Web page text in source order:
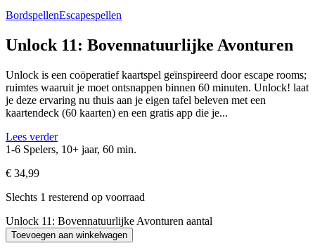
BordspellenEscapespellen
Unlock 11: Bovennatuurlijke Avonturen
Unlock is een coöperatief kaartspel geïnspireerd door escape rooms;
ruimtes waaruit je moet ontsnappen binnen 60 minuten. Unlock! laat
je deze ervaring nu thuis aan je eigen tafel beleven met een
kaartendeck (60 kaarten) en een gratis app die je...
Lees verder
1-6 Spelers, 10+ jaar, 60 min.
€ 34,99
Slechts 1 resterend op voorraad
Unlock 11: Bovennatuurlijke Avonturen aantal
Toevoegen aan winkelwagen